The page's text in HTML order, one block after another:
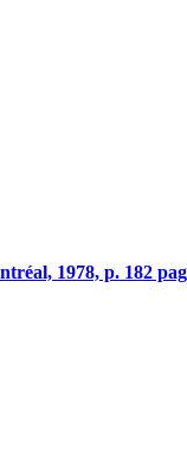
1978, p. 182